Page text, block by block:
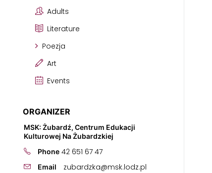
Adults
Literature
Poezja
Art
Events
ORGANIZER
MSK: Żubardź, Centrum Edukacji
Kulturowej Na Żubardzkiej
Phone 42 651 67 47
Email zubardzka@msk.lodz.pl